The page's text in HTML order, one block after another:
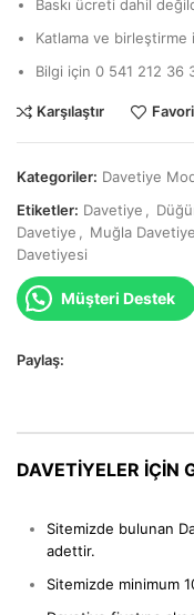
Baskı ücreti dahil
Katlama ve birleştirme
Bilgi için 0 541 212 36
Karşılaştır
Kategoriler: Davetiye
Etiketler: Davetiye
Davetiye
Muğla Davetiye
Davetiyesi
Müşteri Destek
Paylaş:
DAVETIYELER IÇIN
Sitemizde bulunan
adettir.
Sitemizde minimum